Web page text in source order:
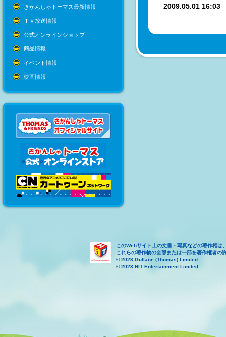
きかんしゃトーマス最新情報
ＴＶ放送情報
公式オンラインショップ
商品情報
イベント情報
映画情報
2009.05.01
このWebサイト上の文書・写真などの著作権は
これらの著作物の全部または一部を著作権者の
© 2023 Gullane (Thomas) Limited.
© 2023 HIT Entertainment Limited.